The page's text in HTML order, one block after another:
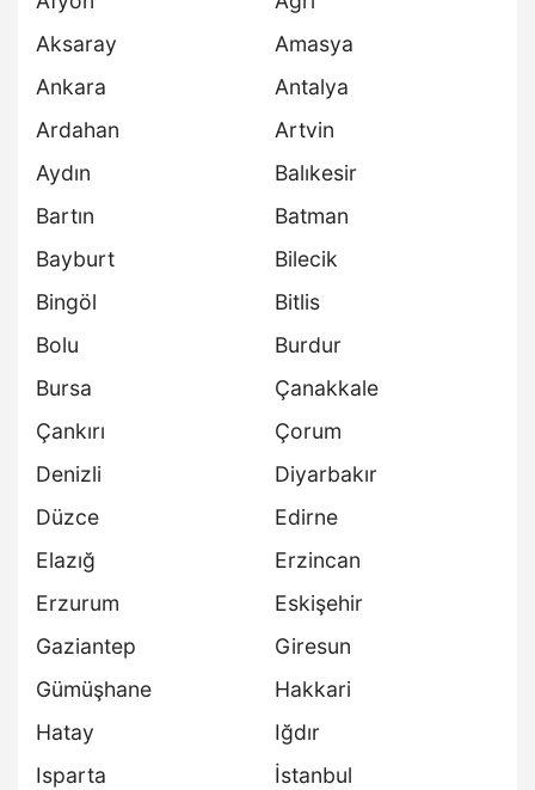
Aksaray
Amasya
Ankara
Antalya
Ardahan
Artvin
Aydın
Balıkesir
Bartın
Batman
Bayburt
Bilecik
Bingöl
Bitlis
Bolu
Burdur
Bursa
Çanakkale
Çankırı
Çorum
Denizli
Diyarbakır
Düzce
Edirne
Elazığ
Erzincan
Erzurum
Eskişehir
Gaziantep
Giresun
Gümüşhane
Hakkari
Hatay
Iğdır
Isparta
İstanbul